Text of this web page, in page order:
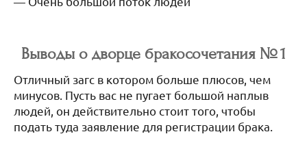
Выводы о дворце бракосочетания № 1
Отличный загс в котором больше плюсов, чем
минусов. Пусть вас не пугает большой наплыв
людей, он действительно стоит того, чтобы
подать туда заявление для регистрации брака.